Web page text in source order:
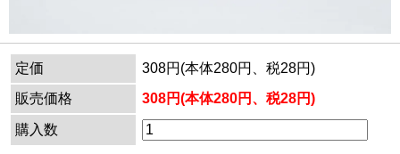
定価
308円(本体280円、税28円)
販売価格
308円(本体280円、税28円)
購入数